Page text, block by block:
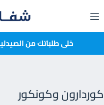
إلى
المحتوى خلى طلباتك من
كوردارون وكونكور